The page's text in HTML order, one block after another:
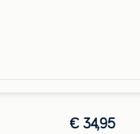
€ 34,95